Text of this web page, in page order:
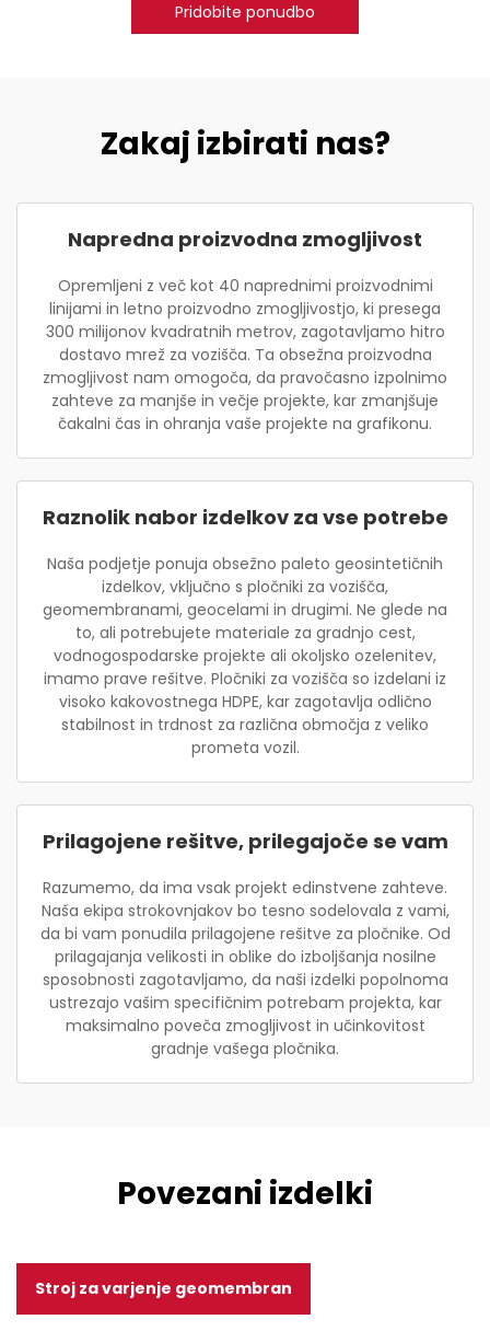
Pridobite ponudbo
Zakaj izbirati nas?
Napredna proizvodna zmogljivost
Opremljeni z več kot 40 naprednimi proizvodnimi
linijami in letno proizvodno zmogljivostjo, ki presega
300 milijonov kvadratnih metrov, zagotavljamo hitro
dostavo mrež za vozišča. Ta obsežna proizvodna
zmogljivost nam omogoča, da pravočasno izpolnimo
zahteve za manjše in večje projekte, kar zmanjšuje
čakalni čas in ohranja vaše projekte na grafikonu.
Raznolik nabor izdelkov za vse potrebe
Naša podjetje ponuja obsežno paleto geosintetičnih
izdelkov, vključno s pločniki za vozišča,
geomembranami, geocelami in drugimi. Ne glede na
to, ali potrebujete materiale za gradnjo cest,
vodnogospodarske projekte ali okoljsko ozelenitev,
imamo prave rešitve. Pločniki za vozišča so izdelani iz
visoko kakovostnega HDPE, kar zagotavlja odlično
stabilnost in trdnost za različna območja z veliko
prometa vozil.
Prilagojene rešitve, prilegajoče se vam
Razumemo, da ima vsak projekt edinstvene zahteve.
Naša ekipa strokovnjakov bo tesno sodelovala z vami,
da bi vam ponudila prilagojene rešitve za pločnike. Od
prilagajanja velikosti in oblike do izboljšanja nosilne
sposobnosti zagotavljamo, da naši izdelki popolnoma
ustrezajo vašim specifičnim potrebam projekta, kar
maksimalno poveča zmogljivost in učinkovitost
gradnje vašega pločnika.
Povezani izdelki
Stroj za varjenje geomembran